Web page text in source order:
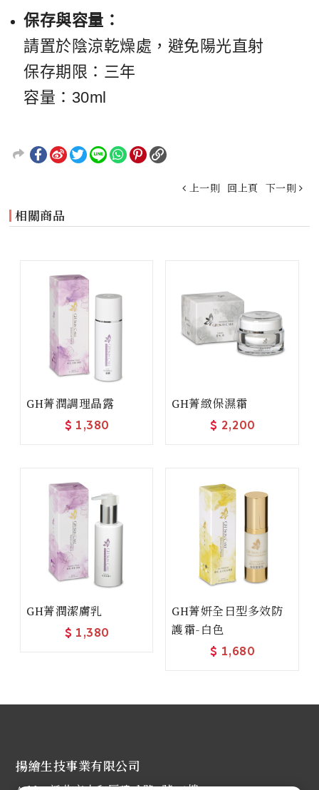
保存與容量：
請置於陰涼乾燥處，避免陽光直射
保存期限：三年
容量：30ml
上一則 回上頁 下一則
相關商品
GH菁潤調理晶露
$ 1,380
GH菁緻保濕霜
$ 2,200
GH菁潤潔膚乳
$ 1,380
GH菁妍全日型多效防
護霜-白色
$ 1,680
揚繪生技事業有限公司